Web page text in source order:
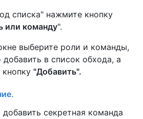
списка" нажмите кнопку
или команду".
выберите роли и команды,
в список обхода, а
"Добавить".
секретная команда